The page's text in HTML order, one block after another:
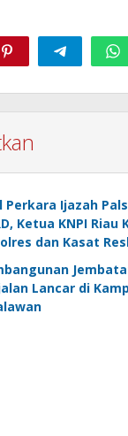
Perkara Ijazah
Ketua KNPI Riau
dan Kasat
Lancar di